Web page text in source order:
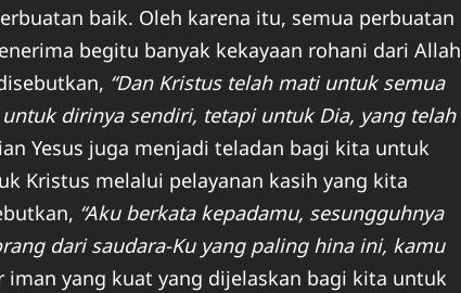
baik. Oleh karena itu, semua perbuatan
begitu banyak kekayaan rohani dari Allah
“Dan Kristus telah mati untuk semua
dirinya sendiri, tetapi untuk Dia, yang telah
Yesus juga menjadi teladan bagi kita untuk
Kristus melalui pelayanan kasih yang kita
“Aku berkata kepadamu, sesungguhnya
dari saudara-Ku yang paling hina ini, kamu
yang kuat yang dijelaskan bagi kita untuk